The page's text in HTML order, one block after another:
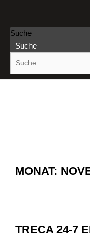
Suche
Suche
MONAT:
TRECA 24-7